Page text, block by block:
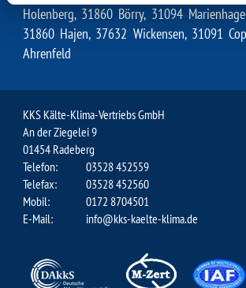
Holenberg, 31860 Börry, 31094
31860 Hajen, 37632 Wickensen, 31091
Ahrenfeld
KKS Kälte-Klima-Vertriebs GmbH
An der Ziegelei 9
01454 Radeberg
Telefon:
03528 452559
Telefax:
03528 452560
Mobil:
0172 8704501
E-Mail:
info@kks-kaelte-klima.de